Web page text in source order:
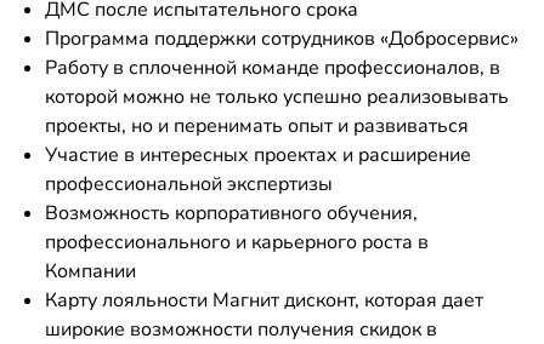
ДМС после испытательного срока
Программа поддержки сотрудников «Добросервис»
Работу в сплоченной команде профессионалов, в
которой можно не только успешно реализовывать
проекты, но и перенимать опыт и развиваться
Участие в интересных проектах и расширение
профессиональной экспертизы
Возможность корпоративного обучения,
профессионального и карьерного роста в
Компании
Карту лояльности Магнит дисконт, которая дает
широкие возможности получения скидок в